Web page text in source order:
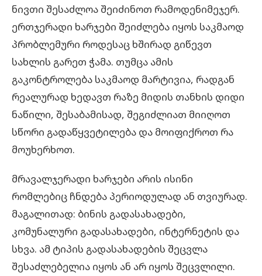
ნივთი შესაძლოა შეიძინოთ რამოდენიმეჯერ.
ერთჯერადი ხარჯები შეიძლება იყოს საკმაოდ
პრობლემური როდესაც ხშირად გიწევთ
სახლის გარეთ ჭამა. თუმცა ამის
გაკონტროლება საკმაოდ მარტივია, რადგან
რეალურად ხედავთ რაზე მიდის თანხის დიდი
ნაწილი, შესაბამისად, შეგიძლიათ მიიღოთ
სწორი გადაწყვეტილება და მოიფიქროთ რა
მოუხერხოთ.
მრავალჯერადი ხარჯები არის ისინი
რომლებიც ჩნდება პერიოდულად ან თვიურად.
მაგალითად: ბინის გადასახადები,
კომუნალური გადასახადები, ინტერნეტის და
სხვა. ამ ტიპის გადასახადების შეცვლა
შესაძლებელია იყოს ან არ იყოს შეცვლილი.